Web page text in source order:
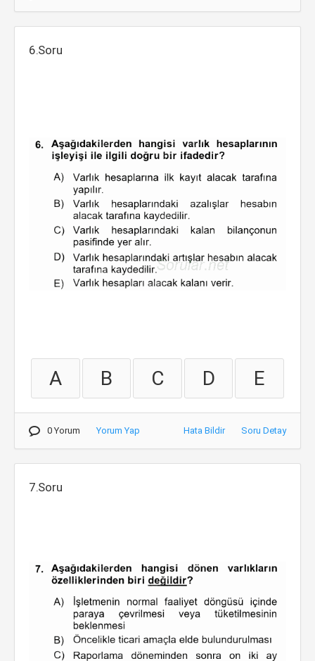
6.Soru
A B C D E
0 Yorum Yorum Yap Hata Bildir Soru Detay
7.Soru